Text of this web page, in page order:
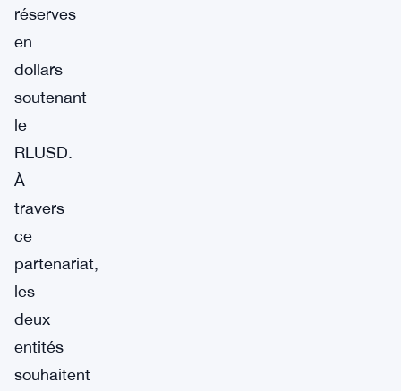
réserves
en
dollars
soutenant
le
RLUSD.
À
travers
ce
partenariat,
les
deux
entités
souhaitent